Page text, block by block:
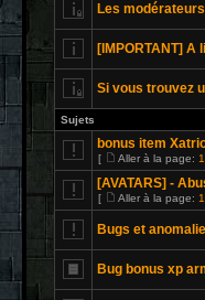
Les
[IMPORTANT]
Si vous trouvez
Sujets
bonus item
[ Aller à la page: 1
[AVATARS] -
[ Aller à la page: 1
Bugs et
Bug bonus xp